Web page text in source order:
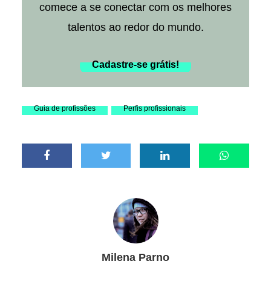
comece a se conectar com os melhores
talentos ao redor do mundo.
Cadastre-se grátis!
Guia de profissões Perfis profissionais
Milena Parno